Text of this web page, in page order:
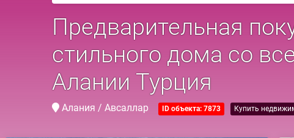
Предварительная
стильного дома со
Алании Турция
Алания / Авсаллар ID объекта: 7873 Купить